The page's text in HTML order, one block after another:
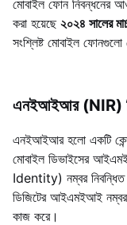
মোবাইল ফোন নিবন্ধনের
করা হয়েছে ২০২৪ সালের
সংশ্লিষ্ট মোবাইল ফোনগুলো
এনইআইআর (NIR)
এনইআইআর হলো একটি
মোবাইল ডিভাইসের
Identity) নম্বর নিবন্ধিত
ডিজিটের আইএমইআই নম্বর
কাজ করে।